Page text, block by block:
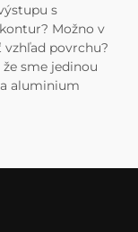
s
Možno v
povrchu?
sme jedinou
aluminium